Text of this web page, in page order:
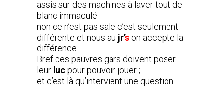
assis sur des machines à laver tout de
blanc immaculé
non ce n’est pas sale c’est seulement
différente et nous au jr’s on accepte la
différence.
Bref ces pauvres gars doivent poser
leur lucpour pouvoir jouer ;
et c’est là qu’intervient une question